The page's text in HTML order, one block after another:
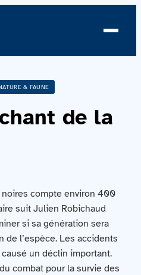
& FAUNE
de la
compte environ 400
suit Julien Robichaud
si sa génération sera
de l’espèce. Les accidents
un déclin important.
combat pour la survie des